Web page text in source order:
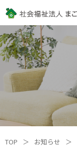
TOP ＞ お知らせ ＞